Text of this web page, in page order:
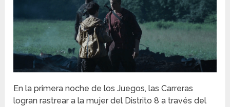
En la primera noche de los Juegos, las Carreras
logran rastrear a la mujer del Distrito 8 a través del